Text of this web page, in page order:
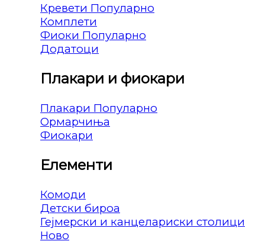
Кревети
Комплети
Фиоки
Додатоци
Плакари и фиокари
Плакари
Ормарчиња
Фиокари
Елементи
Комоди
Детски бироа
Гејмерски и канцелариски столици